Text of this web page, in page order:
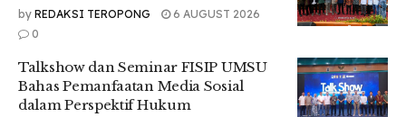
by REDAKSI TEROPONG
6 AUGUST 2026
0
Talkshow dan Seminar FISIP UMSU
Bahas Pemanfaatan Media Sosial
dalam Perspektif Hukum